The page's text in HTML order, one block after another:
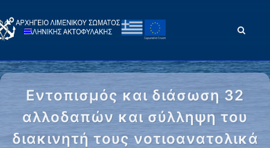
Εντοπισμός και διάσωση 32
αλλοδαπών και σύλληψη του
διακινητή τους νοτιοανατολικά